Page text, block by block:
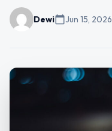
Dewicalendar_todayJun 15, 2026